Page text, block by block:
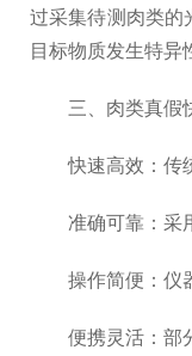
过采集待测肉类的
目标物质发生特异
三、肉类真假快
快速高效：传统
准确可靠：采用
操作简便：仪器
便携灵活：部分